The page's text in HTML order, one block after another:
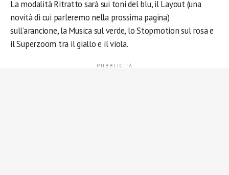
La modalità Ritratto sarà sui toni del blu, il Layout (una
novità di cui parleremo nella prossima pagina)
sull’arancione, la Musica sul verde, lo Stopmotion sul rosa e
il Superzoom tra il giallo e il viola.